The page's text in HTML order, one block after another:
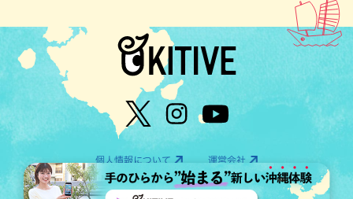
個人情報について 運営会社
©OTV CO.,LTD All Rights Reserved.